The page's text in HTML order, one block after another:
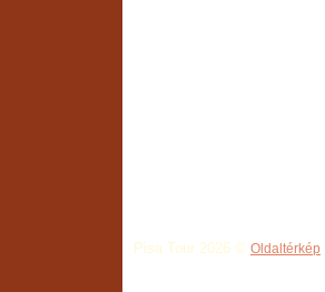
Pisa Tour 2026 © Oldaltérkép